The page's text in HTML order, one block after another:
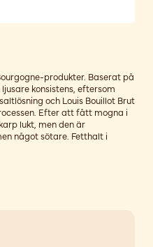
produkter. Baserat på
konsistens, eftersom
och Louis Bouillot Brut
Efter att fått mogna i
lukt, men den är
något sötare. Fetthalt i